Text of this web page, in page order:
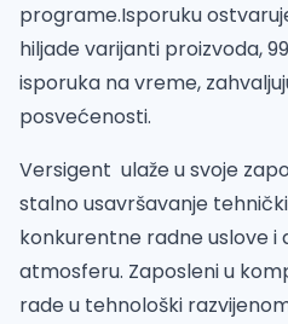
programe.Isporuku
hiljade varijanti proizvoda,
isporuka na vreme,
posvećenosti.
Versigent ulaže u svoje
stalno usavršavanje
konkurentne radne uslove i
atmosferu. Zaposleni u
rade u tehnološki